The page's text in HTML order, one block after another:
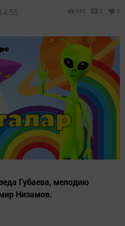
853 0 0
Губаева, мелодию
Низамов.